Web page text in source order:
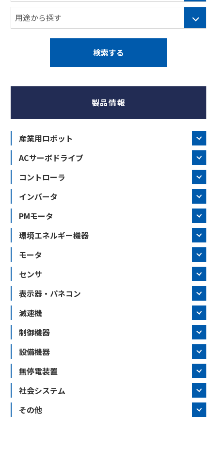
製品情報
産業用ロボット
ACサーボドライブ
コントローラ
インバータ
PMモータ
環境エネルギー機器
モータ
センサ
表示器・パネコン
減速機
制御機器
設備機器
無停電装置
社会システム
その他